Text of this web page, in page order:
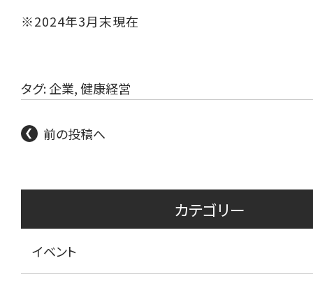
※2024年3月末現在
タグ:企業,健康経営
前の投稿へ
カテゴリー
イベント